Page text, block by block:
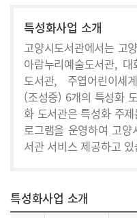
특성화사업 소개
고양시도서관에서는 고
아람누리예술도서관,
도서관, 주엽어린이세
(조성중) 6개의 특성화
화 도서관은 특성화 주
로그램을 운영하여 고
서관 서비스 제공하고
특성화사업 소개